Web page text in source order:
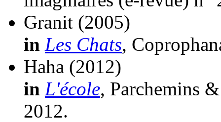
Granit (2005)
in Les Chats,
Haha (2012)
in L'école, Parchemins
2012.